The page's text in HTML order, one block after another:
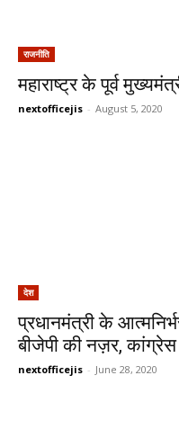
राजनीति
महाराष्ट्र के पूर्व
nextofficejis - August 5, 2020
देश
प्रधानमंत्री के
बीजेपी की नज़र,
nextofficejis - June 28, 2020